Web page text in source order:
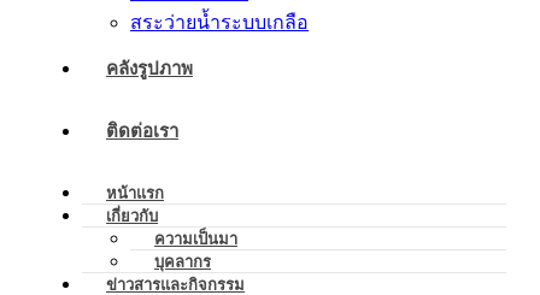
สระว่ายน้ำระบบเกลือ
คลังรูปภาพ
ติดต่อเรา
หน้าแรก
เกี่ยวกับ
ความเป็นมา
บุคลากร
ข่าวสารและกิจกรรม